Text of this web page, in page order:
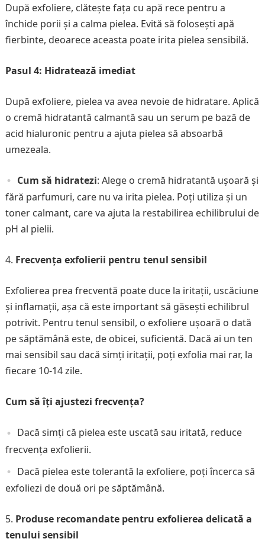
După exfoliere, clătește fața cu apă rece pentru a
închide porii și a calma pielea. Evită să folosești apă
fierbinte, deoarece aceasta poate irita pielea sensibilă.
Pasul 4: Hidratează imediat
După exfoliere, pielea va avea nevoie de hidratare. Aplică
o cremă hidratantă calmantă sau un serum pe bază de
acid hialuronic pentru a ajuta pielea să absoarbă
umezeala.
Cum să hidratezi: Alege o cremă hidratantă ușoară și
fără parfumuri, care nu va irita pielea. Poți utiliza și un
toner calmant, care va ajuta la restabilirea echilibrului de
pH al pielii.
Frecvența exfolierii pentru tenul sensibil
Exfolierea prea frecventă poate duce la iritații, uscăciune
și inflamații, așa că este important să găsești echilibrul
potrivit. Pentru tenul sensibil, o exfoliere ușoară o dată
pe săptămână este, de obicei, suficientă. Dacă ai un ten
mai sensibil sau dacă simți iritații, poți exfolia mai rar, la
fiecare 10-14 zile.
Cum să îți ajustezi frecvența?
Dacă simți că pielea este uscată sau iritată, reduce
frecvența exfolierii.
Dacă pielea este tolerantă la exfoliere, poți încerca să
exfoliezi de două ori pe săptămână.
Produse recomandate pentru exfolierea delicată a
tenului sensibil